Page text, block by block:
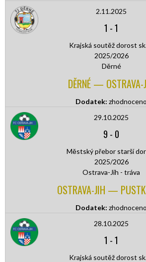
2.11.2025
1 -1
Krajská soutěž dorost
2025/2026
Děrné
DĚRNÉ — OSTRAVA-
Dodatek: zhodnoceno
29.10.2025
9 - 0
Městský přebor starší
2025/2026
Ostrava-Jih - tráva
OSTRAVA-JIH —
Dodatek: zhodnoceno
28.10.2025
1 -1
Krajská soutěž dorost